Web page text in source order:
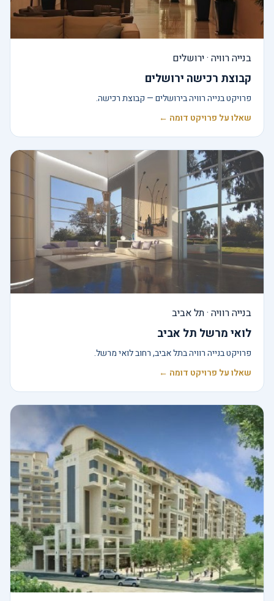
בנייה רוויה · ירושלים
קבוצת רכישה ירושלים
פרויקט בנייה רוויה בירושלים — קבוצת רכישה.
שאלו על פרויקט דומה ←
בנייה רוויה · תל אביב
לואי מרשל תל אביב
פרויקט בנייה רוויה בתל אביב, רחוב לואי מרשל.
שאלו על פרויקט דומה ←